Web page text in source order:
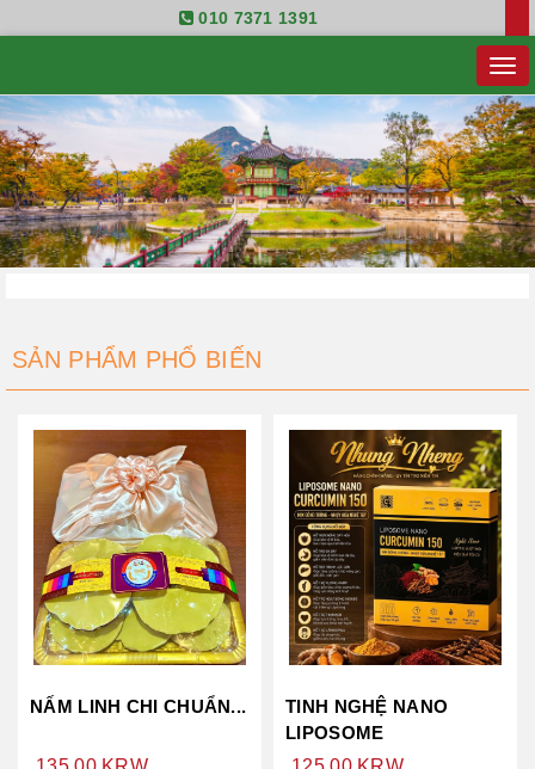
010 7371 1391
SẢN PHẨM PHỔ BIẾN
NẤM LINH CHI CHUẨN...
TINH NGHỆ NANO
LIPOSOME